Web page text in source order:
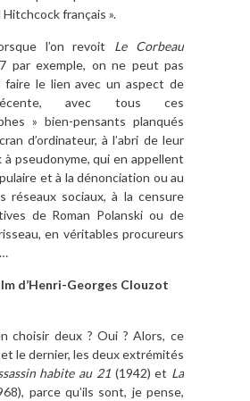
français ».
l’on revoit Le Corbeau
par exemple, on ne peut pas
faire le lien avec un aspect de
avec tous ces
» bien-pensants planqués
d’ordinateur, à l’abri de leur
à pseudonyme, qui en appellent
et à la dénonciation ou au
réseaux sociaux, à la censure
de Roman Polanski ou de
en véritables procureurs
d’Henri-Georges Clouzot
choisir deux ? Oui ? Alors, ce
le dernier, les deux extrémités
habite au 21 (1942) et La
parce qu’ils sont, je pense,